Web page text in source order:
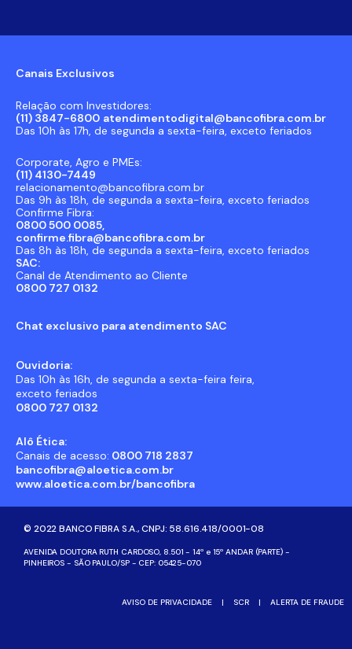
Canais Exclusivos
Relação com Investidores:
(11) 3847-6800 atendimentodigital@bancofibra.com.br
Das 10h às 17h, de segunda a sexta-feira, exceto feriados
Corporate, Agro e PMEs:
(11) 4130-7449
relacionamento@bancofibra.com.br
Das 9h às 18h, de segunda a sexta-feira, exceto feriados
Confirme Fibra:
0800 500 0085,
confirme.fibra@bancofibra.com.br
Das 8h às 18h, de segunda a sexta-feira, exceto feriados
SAC:
Canal de Atendimento ao Cliente
0800 727 0132
Chat exclusivo para atendimento SAC
Ouvidoria:
Das 10h às 16h, de segunda a sexta-feira feira,
exceto feriados
0800 727 0132
Alô Ética:
Canais de acesso: 0800 718 2837
bancofibra@aloetica.com.br
www.aloetica.com.br/bancofibra
© 2022 BANCO FIBRA S.A., CNPJ: 58.616.418/0001-08
AVENIDA DOUTORA RUTH CARDOSO, 8.501 - 14º e 15º ANDAR (PARTE) -
PINHEIROS - SÃO PAULO/SP - CEP: 05425-070
AVISO DE PRIVACIDADE | SCR | ALERTA DE FRAUDE